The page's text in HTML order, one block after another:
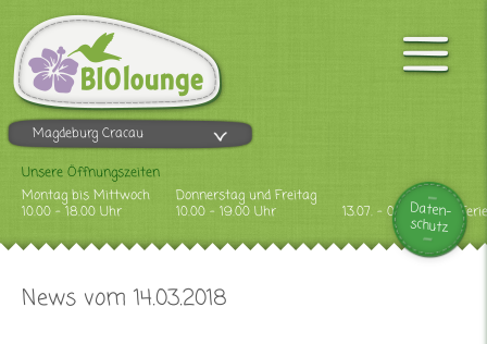
Magdeburg Cracau
Unsere Öffnungszeiten
Montag bis Mittwoch
10.00 - 18.00 Uhr
Donnerstag und Freitag
10.00 - 19.00 Uhr
13.07. - 09.08.2026
Daten-
schutz
News vom 14.03.2018